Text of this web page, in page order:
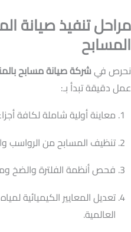
مراحل تنفيذ صيانة
المسابح
نحرص فيشركة صيانة مسابح
عمل دقيقة تبدأ بـ:
معاينة أولية شاملة لكافة
تنظيف المسابح من الرواسب
فحص أنظمة الفلترة والضخ
تعديل المعايير الكيميائية
العالمية.